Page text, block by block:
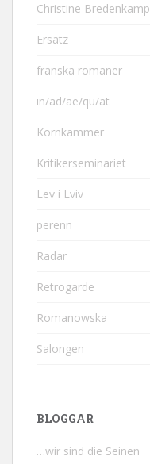
Christine Bredenkamp
Ersatz
franska romaner
in/ad/ae/qu/at
Kornkammer
Kritikerseminariet
Lev i Lviv
perenn
Radar
Retrogarde
Romanowska
Salongen
BLOGGAR
…wir sind die Seinen